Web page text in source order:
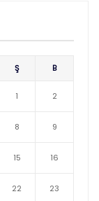
Ş B
1 2
8 9
15 16
22 23